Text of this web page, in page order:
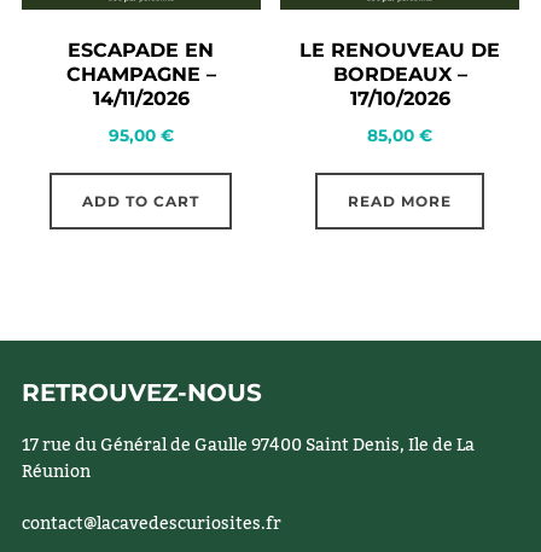
ESCAPADE EN
CHAMPAGNE –
14/11/2026
95,00 €
ADD TO CART
LE RENOUVEAU DE
BORDEAUX –
17/10/2026
85,00€
READ MORE
RETROUVEZ-NOUS
17 rue du Général de Gaulle 97400 Saint Denis, Ile de La
Réunion
contact@lacavedescuriosites.fr